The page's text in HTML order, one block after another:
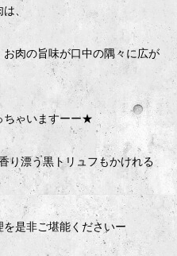
、
肉の旨味が口中の隅々に広が
ちゃいますーー★
り漂う黒トリュフもかけれる
是非ご堪能くださいー